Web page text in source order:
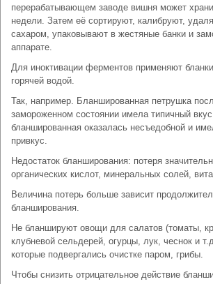
перерабатывающем заводе вишня может
недели. Затем её сортируют, калибруют,
сахаром, упаковывают в жестяные банки и
аппарате.
Для иноктивации ферментов применяют
горячей водой.
Так, например. Бланшированная петрушка
замороженном состоянии имела типичный
бланшированная оказалась несъедобной и
привкус.
Недостаток бланширования: потеря
органических кислот, минеральных солей,
Величина потерь больше зависит
бланширования.
Не бланшируют овощи для салатов (томаты,
клубневой сельдерей, огурцы, лук, чеснок и
которые подвергались очистке паром, грибы.
Чтобы снизить отрицательное действие